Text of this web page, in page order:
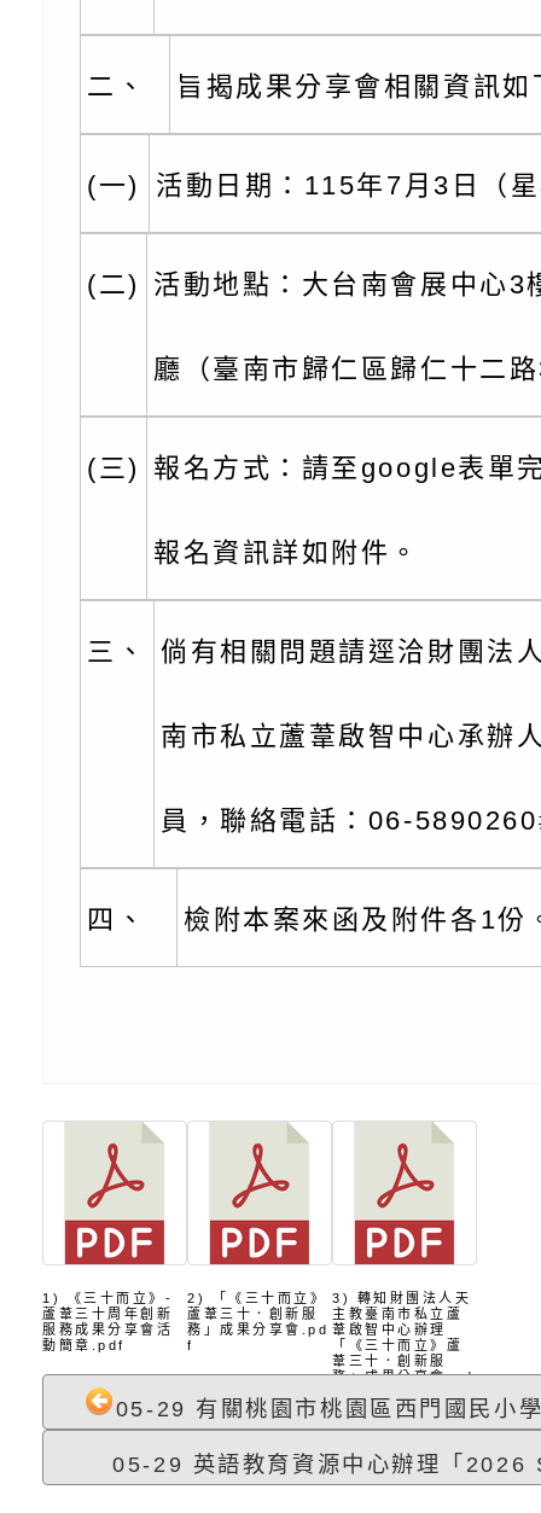
講】親職講座
約幸福生活-婚前教
坊」、「幸福婚姻系
座」、「2026開心
家庭好時光」海報
字稿及LCD託播影（
轉知財團法人天主教
立蘆葦啟智中心辦理
而立》蘆葦三十．創
成果分享會
有關桃園市桃園區西
學辦理115年度區域
充實方案：「視」
覺暫留創意應用與實
檢送桃園市政府LED
字稿及LCD託播影（
有關桃園市桃園區新
學辦理115年度區域
充實方案：「怪創劇
角色驅動的聲音與故
「學生申訴及再申訴
關事項
檢送行政院新聞傳播
月份公共服務政策溝
台北松山文創園區5
「櫻桃小丸子原作
展」
檢送桃園市政府LED
字稿及LCD託播影（
轉知國立臺灣師範大
「115學年度身心障
知能研習」
檢送桃園市政府LED
字稿
函轉國立臺灣師範大
知能研習」
學辦理「音樂班第
樂會-憶起玩樂」
檢送桃園市政府家庭
「小桃家5月課程資
子的人際必修課」、
檢送「小桃家幸福+
實體座談會」海報
函轉臺北市勞動力重
章
(星期六)下午2時至5
立臺灣科學教育館（
林區士商路189號）
理「115年度515國
導及系列座談活動」
檢送本市115學年度
術才能音樂班鑑定二
章
函轉本府新聞處115
安全宣導
檢送本府新聞處115
安全宣導
有關衛生福利部辦理
逆境少年家庭支持服
員專業輔導及效能精
轉知社團法人中華民
礙聯盟辦理「2026
台灣遊戲治療學會將
二、 旨揭成果分享會相關資訊如
(一) 活動日期：115年7月3日（
(二) 活動地點：大台南會展中心3
廳（臺南市歸仁區歸仁十二
(三) 報名方式：請至google表單
報名資訊詳如附件。
三、 倘有相關問題請逕洽財團法
南市私立蘆葦啟智中心承辦
員，聯絡電話：06-
四、 檢附本案來函及附件各1份
1) 《三十而立》-
蘆葦三十周年創新
服務成果分享會活
動簡章.pdf
2) 「《三十而立》
蘆葦三十．創新服
務」成果分享會.pd
f
3) 轉知財團法人天
主教臺南市私立蘆
葦啟智中心辦理
「《三十而立》蘆
葦三十．創新服
務」成果分享會.pd
05-29 有關桃園市桃園區西門國民小
05-29 英語教育資源中心辦理「